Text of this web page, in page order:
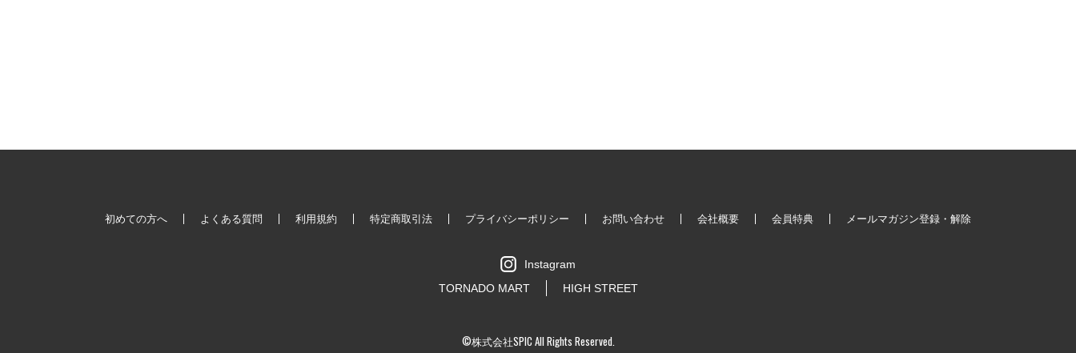
初めての方へ よくある質問 利用規約 特定商取引法 プライバシーポリシー お問い合わせ 会社概要 会員特典 メールマガジン登録・解除
Instagram
TORNADO MART
HIGH STREET
©株式会社SPIC All Rights Reserved.